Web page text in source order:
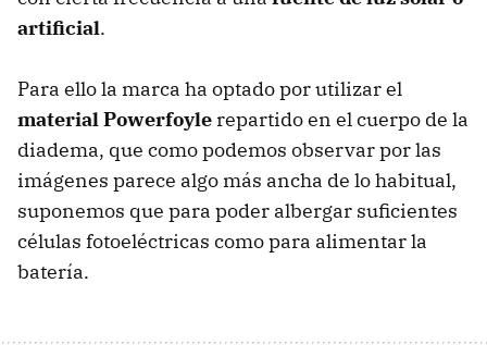
artificial.
Para ello la marca ha optado por utilizar el
material Powerfoyle repartido en el cuerpo de la
diadema, que como podemos observar por las
imágenes parece algo más ancha de lo habitual,
suponemos que para poder albergar suficientes
células fotoeléctricas como para alimentar la
batería.